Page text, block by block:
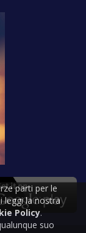
parti per le
leggi la nostra
Policy.
suo